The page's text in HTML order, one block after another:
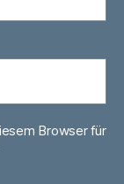
Browser für